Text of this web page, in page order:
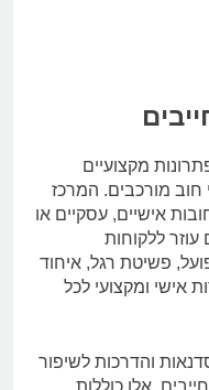
מקצועיים
חוב מורכבים. המרכז
אישיים, עסקיים או
ללקוחות
פשיטת רגל, איחוד
אישי ומקצועי לכל
והדרכות לשיפור
אלו כוללות